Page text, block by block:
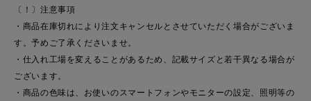
〔！〕注意事項
・商品在庫切れにより注文キャンセルとさせていただく場合がございま
す。予めご了承くださいませ。
・仕入れ工場を変えることがあるため、記載サイズと若干異なる場合が
ございます。
・商品の色味は、お使いのスマートフォンやモニターの設定、照明等の